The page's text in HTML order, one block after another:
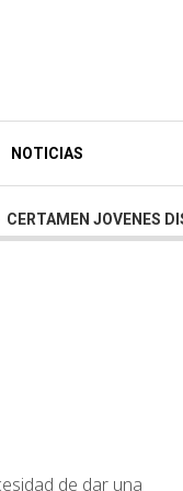
NOTICIAS
JOVENES
de dar una